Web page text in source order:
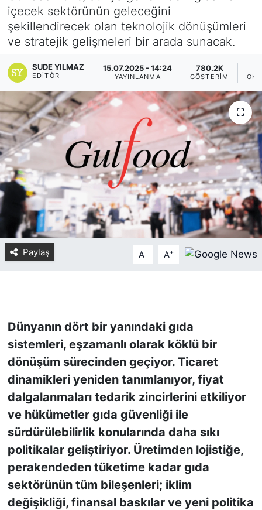
içecek sektörünün geleceğini
şekillendirecek olan teknolojik dönüşümleri
ve stratejik gelişmeleri bir arada sunacak.
SUDE YILMAZ
EDITÖR
15.07.2025 - 14:24
YAYINLANMA
780.2K
GÖSTERIM
Paylaş A- A+
Dünyanın dört bir yanındaki gıda
sistemleri, eşzamanlı olarak köklü bir
dönüşüm sürecinden geçiyor. Ticaret
dinamikleri yeniden tanımlanıyor, fiyat
dalgalanmaları tedarik zincirlerini etkiliyor
ve hükümetler gıda güvenliği ile
sürdürülebilirlik konularında daha sıkı
politikalar geliştiriyor. Üretimden lojistiğe,
perakendeden tüketime kadar gıda
sektörünün tüm bileşenleri; iklim
değişikliği, finansal baskılar ve yeni politika
Yurt Dışı Fuarlar
Teknoloji
Spor
KÜLTÜR SANAT
ŞİRKET HABERLERİ
SAVUNMA SANAYİ
FUAR HABERLERİ
FUAR TAKVİMİ
Amerika Fuarları
FUAR RAPORU
FESTİVAL HABERLERİ
FESTİVAL TAKVİMİ
KONGRE TAKVİMİ
RÖPORTAJLAR
BİYOGRAFİLER